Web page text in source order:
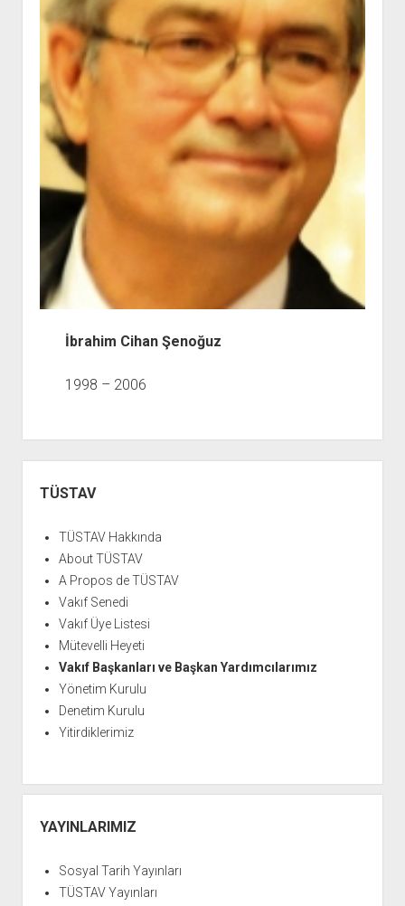
İbrahim Cihan Şenoğuz
1998 – 2006
Menü
TÜSTAV
TÜSTAV Hakkında
About TÜSTAV
A Propos de TÜSTAV
Vakıf Senedi
Vakıf Üye Listesi
Mütevelli Heyeti
Vakıf Başkanları ve Başkan Yardımcılarımız
Yönetim Kurulu
Denetim Kurulu
Yitirdiklerimiz
YAYINLARIMIZ
Sosyal Tarih Yayınları
TÜSTAV Yayınları